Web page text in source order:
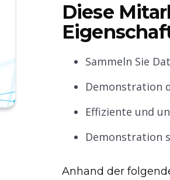
Diese
Sammeln Sie
Demonstration
Effiziente und
Demonstration
Anhand der